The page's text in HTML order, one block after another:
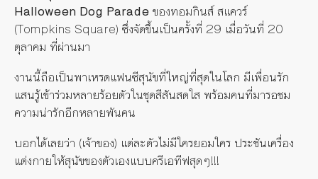
Halloween Dog Paradeของทอมกินส์ สแควร์
(Tompkins Square) ซึ่งจัดขึ้นเป็นครั้งที่ 29 เมื่อวันที่ 20
ตุลาคม ที่ผ่านมา
งานนี้ถือเป็นพาเหรดแฟนซีสุนัขที่ใหญ่ที่สุดในโลก มีเพื่อนรัก
แสนรู้เข้าร่วมหลายร้อยตัวในชุดสีสันสดใส พร้อมคนที่มารอชม
ความน่ารักอีกหลายพันคน
บอกได้เลยว่า (เจ้าของ) แต่ละตัวไม่มีใครยอมใคร ประชันเครื่อง
แต่งกายให้สุนัขของตัวเองแบบครีเอทีฟสุดๆ!!!